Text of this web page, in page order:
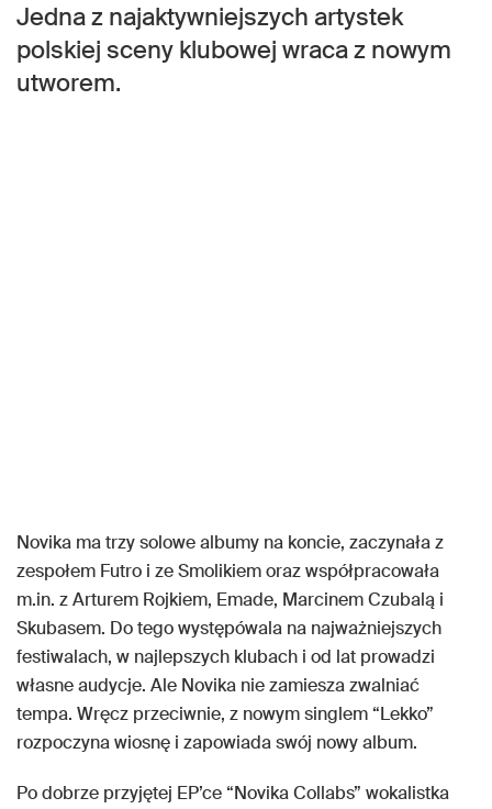
Jedna z najaktywniejszych artystek
polskiej sceny klubowej wraca z nowym
utworem.
Novika ma trzy solowe albumy na koncie, zaczynała z
zespołem Futro i ze Smolikiem oraz współpracowała
m.in. z Arturem Rojkiem, Emade, Marcinem Czubalą i
Skubasem. Do tego występówala na najważniejszych
festiwalach, w najlepszych klubach i od lat prowadzi
własne audycje. Ale Novika nie zamiesza zwalniać
tempa. Wręcz przeciwnie, z nowym singlem “Lekko”
rozpoczyna wiosnę i zapowiada swój nowy album.
Po dobrze przyjętej EP’ce “Novika Collabs” wokalistka